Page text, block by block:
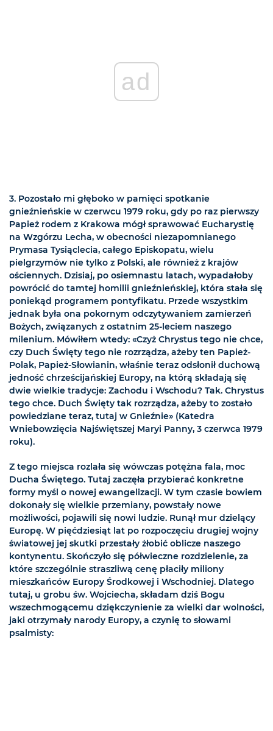
ad
3. Pozostało mi głęboko w pamięci spotkanie
gnieźnieńskie w czerwcu 1979 roku, gdy po raz pierwszy
Papież rodem z Krakowa mógł sprawować Eucharystię
na Wzgórzu Lecha, w obecności niezapomnianego
Prymasa Tysiąclecia, całego Episkopatu, wielu
pielgrzymów nie tylko z Polski, ale również z krajów
ościennych. Dzisiaj, po osiemnastu latach, wypadałoby
powrócić do tamtej homilii gnieźnieńskiej, która stała się
poniekąd programem pontyfikatu. Przede wszystkim
jednak była ona pokornym odczytywaniem zamierzeń
Bożych, związanych z ostatnim 25-leciem naszego
milenium. Mówiłem wtedy: «Czyż Chrystus tego nie chce,
czy Duch Święty tego nie rozrządza, ażeby ten Papież-
Polak, Papież-Słowianin, właśnie teraz odsłonił duchową
jedność chrześcijańskiej Europy, na którą składają się
dwie wielkie tradycje: Zachodu i Wschodu? Tak. Chrystus
tego chce. Duch Święty tak rozrządza, ażeby to zostało
powiedziane teraz, tutaj w Gnieźnie» (Katedra
Wniebowzięcia Najświętszej Maryi Panny, 3 czerwca 1979
roku).
Z tego miejsca rozlała się wówczas potężna fala, moc
Ducha Świętego. Tutaj zaczęła przybierać konkretne
formy myśl o nowej ewangelizacji. W tym czasie bowiem
dokonały się wielkie przemiany, powstały nowe
możliwości, pojawili się nowi ludzie. Runął mur dzielący
Europę. W pięćdziesiąt lat po rozpoczęciu drugiej wojny
światowej jej skutki przestały żłobić oblicze naszego
kontynentu. Skończyło się półwieczne rozdzielenie, za
które szczególnie straszliwą cenę płaciły miliony
mieszkańców Europy Środkowej i Wschodniej. Dlatego
tutaj, u grobu św. Wojciecha, składam dziś Bogu
wszechmogącemu dziękczynienie za wielki dar wolności,
jaki otrzymały narody Europy, a czynię to słowami
psalmisty: